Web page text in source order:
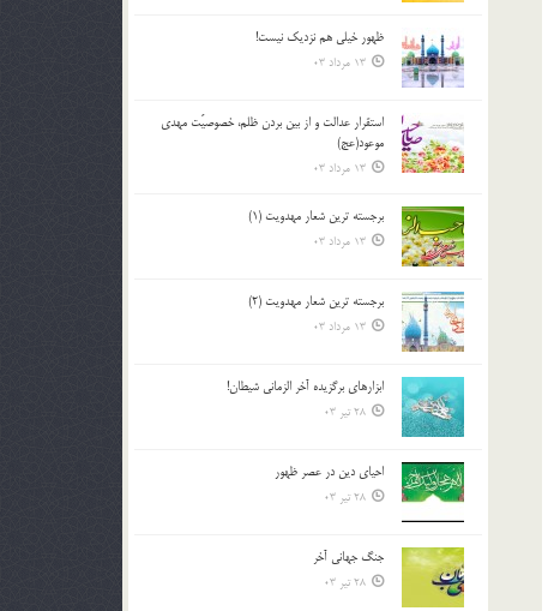
ظهور خیلی هم نزدیک نیست!
13 مرداد 03
استقرار عدالت و از بين بردن ظلم، خصوصيّت مهدي
موعود(عج)
13 مرداد 03
برجسته ترين شعار مهدويت (1)
13 مرداد 03
برجسته ترين شعار مهدويت (2)
13 مرداد 03
ابزارهاي برگزيده آخر الزماني شيطان!
28 تیر 03
احياي دين در عصر ظهور
28 تیر 03
جنگ جهاني آخر
28 تیر 03